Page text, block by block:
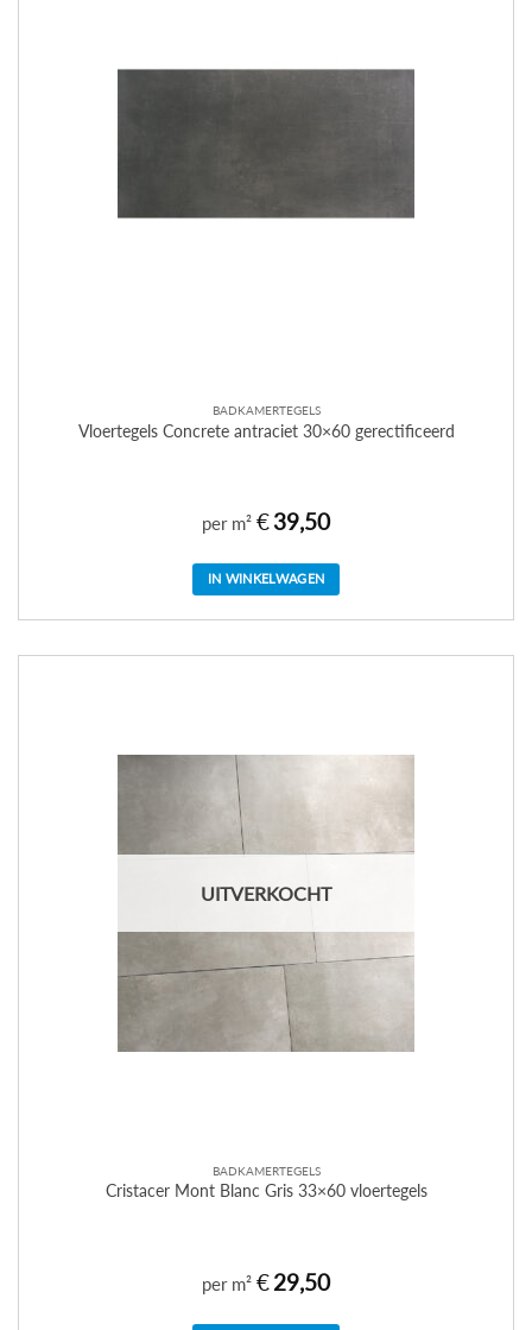
BADKAMERTEGELS
Vloertegels Concrete antraciet 30×60 gerectificeerd
per m² €39,50
IN WINKELWAGEN
UITVERKOCHT
BADKAMERTEGELS
Cristacer Mont Blanc Gris 33×60 vloertegels
per m² €29,50